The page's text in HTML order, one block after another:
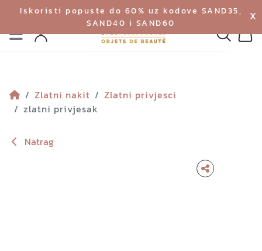
Iskoristi popuste do 60% uz kodove SAND35,
SAND40 i SAND60
X
Izbornik
Profil
Zlatni nakit
Zlatni privjesci
zlatni privjesak
Natrag